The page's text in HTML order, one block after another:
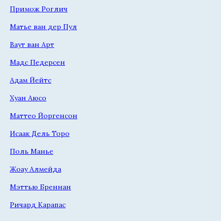
Примож Роглич
Матье ван дер Пул
Ваут ван Арт
Мадс Педерсен
Адам Йейтс
Хуан Аюсо
Маттео Йоргенсон
Исаак Дель Торо
Поль Манье
Жоау Алмейда
Мэттью Бреннан
Ричард Карапас